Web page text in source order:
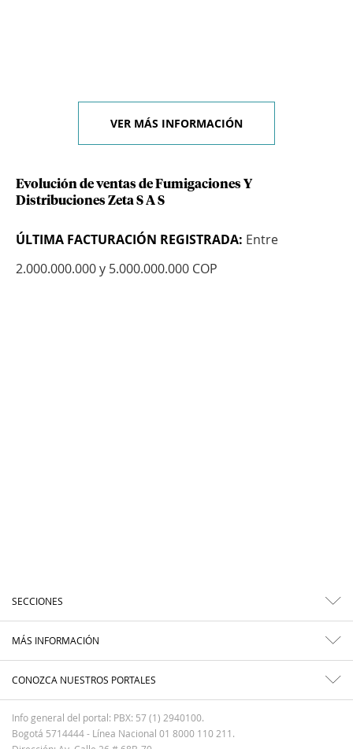
VER MÁS INFORMACIÓN
Evolución de ventas de Fumigaciones Y
Distribuciones Zeta S A S
ÚLTIMA FACTURACIÓN REGISTRADA: Entre
2.000.000.000 y 5.000.000.000 COP
SECCIONES
MÁS INFORMACIÓN
CONOZCA NUESTROS PORTALES
Info general del portal: PBX: 57 (1) 2940100.
Bogotá 5714444 - Línea Nacional 01 8000 110 211.